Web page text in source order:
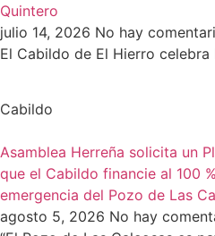
Quintero
julio 14, 2026 No hay
El Cabildo de El Hierro
Cabildo
Asamblea Herreña solicita un
que el Cabildo financie al 100
emergencia del Pozo de Las
agosto 5, 2026 No hay